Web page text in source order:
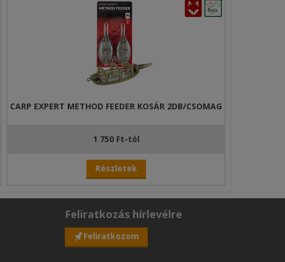
CARP EXPERT METHOD FEEDER KOSÁR 2DB/CSOMAG
1 750 Ft-tól
Részletek
Feliratkozás hírlevélre
Feliratkozom